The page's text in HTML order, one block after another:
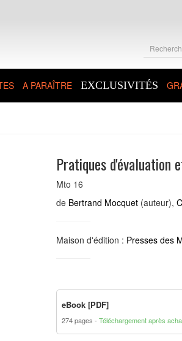
A PARAÎTRE EXCLUSIVITÉS
Pratiques d'évaluation
Mto 16
de Bertrand Mocquet (auteur),
Maison d'édition : Presses des
eBook [PDF]
274 pages Téléchargement après